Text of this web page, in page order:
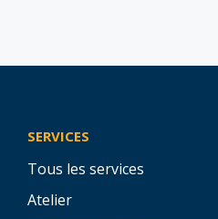
SERVICES
Tous les services
Atelier